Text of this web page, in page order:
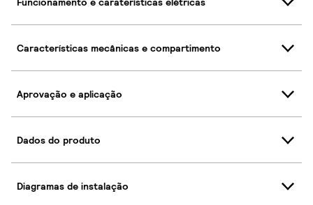
Características mecânicas e compartimento
Aprovação e aplicação
Dados do produto
Diagramas de instalação